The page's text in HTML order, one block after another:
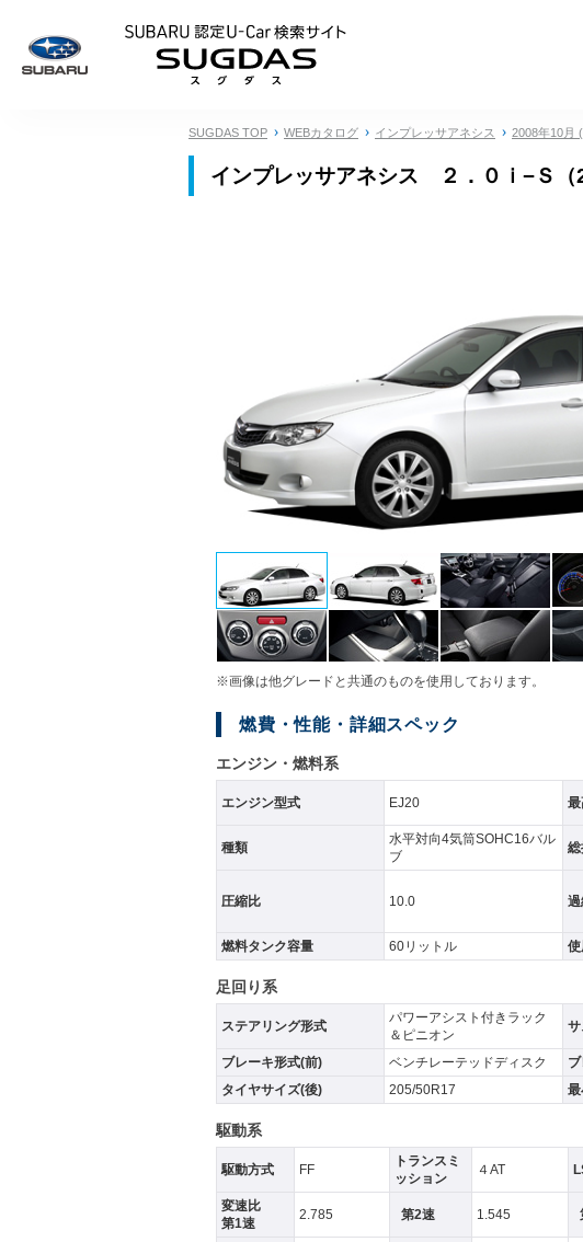
SUGDAS TOP WEBカタログ インプレッサアネシス 2008年10月
インプレッサアネシス ２．０ｉ−Ｓ（
※画像は他グレードと共通のものを使用しております。
燃費・性能・詳細スペック
エンジン・燃料系
エンジン型式 EJ20 最
種類
水平対向4気筒SOHC16バル
ブ
圧縮比 10.0
燃料タンク容量
60リットル
足回り系
ステアリング形式
パワーアシスト付きラック
＆ピニオン
ブレーキ形式(前)
ベンチレーテッドディスク
タイヤサイズ(後)
205/50R17
駆動系
駆動方式 FF
トランスミ
ッション
４AT
変速比
第1速
2.785 第2速 1.545